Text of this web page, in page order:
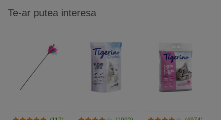
Te-ar putea interesa